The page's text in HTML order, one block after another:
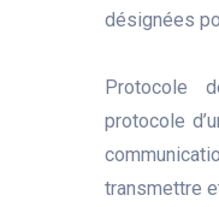
désignées
Protocole
protocole
transmettre